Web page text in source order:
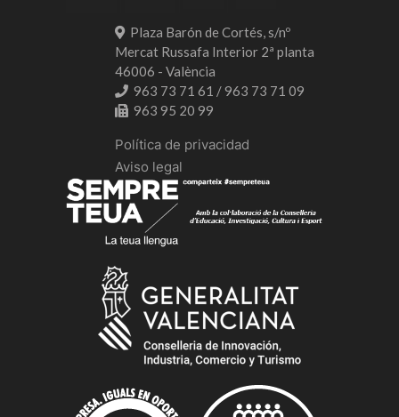
Plaza Barón de Cortés, s/nº
Mercat Russafa Interior 2ª planta
46006 - València
963 73 71 61 / 963 73 71 09
963 95 20 99
Política de privacidad
Aviso legal